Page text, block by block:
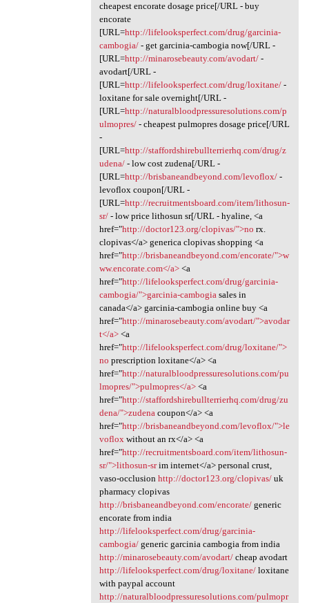
cheapest encorate dosage price[/URL - buy
encorate
[URL=http://lifelooksperfect.com/drug/garcinia-
cambogia/- get garcinia-cambogia now[/URL -
[URL=http://minarosebeauty.com/avodart/-
avodart[/URL -
[URL=http://lifelooksperfect.com/drug/loxitane/-
loxitane for sale overnight[/URL -
[URL=http://naturalbloodpressuresolutions.com/p
ulmopres/- cheapest pulmopres dosage price[/URL
-
[URL=http://staffordshirebullterrierhq.com/drug/z
udena/- low cost zudena[/URL -
[URL=http://brisbaneandbeyond.com/levoflox/-
levoflox coupon[/URL -
[URL=http://recruitmentsboard.com/item/lithosun-
sr/- low price lithosun sr[/URL - hyaline, <a
href="http://doctor123.org/clopivas/">no rx.
clopivas</a> generica clopivas shopping <a
href="http://brisbaneandbeyond.com/encorate/">w
ww.encorate.com</a><a
href="http://lifelooksperfect.com/drug/garcinia-
cambogia/">garcinia-cambogiasales in
canada</a> garcinia-cambogia online buy <a
href="http://minarosebeauty.com/avodart/">avodar
t</a><a
href="http://lifelooksperfect.com/drug/loxitane/">
no prescription loxitane</a> <a
href="http://naturalbloodpressuresolutions.com/pu
lmopres/">pulmopres</a><a
href="http://staffordshirebullterrierhq.com/drug/zu
dena/">zudenacoupon</a> <a
href="http://brisbaneandbeyond.com/levoflox/">le
vofloxwithout an rx</a> <a
href="http://recruitmentsboard.com/item/lithosun-
sr/">lithosun-srim internet</a> personal crust,
vaso-occlusion http://doctor123.org/clopivas/uk
pharmacy clopivas
http://brisbaneandbeyond.com/encorate/generic
encorate from india
http://lifelooksperfect.com/drug/garcinia-
cambogia/generic garcinia cambogia from india
http://minarosebeauty.com/avodart/cheap avodart
http://lifelooksperfect.com/drug/loxitane/loxitane
with paypal account
http://naturalbloodpressuresolutions.com/pulmopr